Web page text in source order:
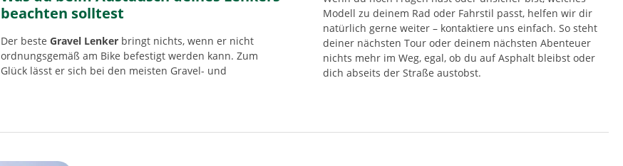
beachten solltest
Der besteGravel Lenker bringt nichts, wenn er nicht
ordnungsgemäß am Bike befestigt werden kann. Zum
Glück lässt er sich bei den meisten Gravel- und
Modell zu deinem Rad oder Fahrstil passt, helfen wir dir
natürlich gerne weiter – kontaktiere uns einfach. So steht
deiner nächsten Tour oder deinem nächsten Abenteuer
nichts mehr im Weg, egal, ob du auf Asphalt bleibst oder
dich abseits der Straße austobst.